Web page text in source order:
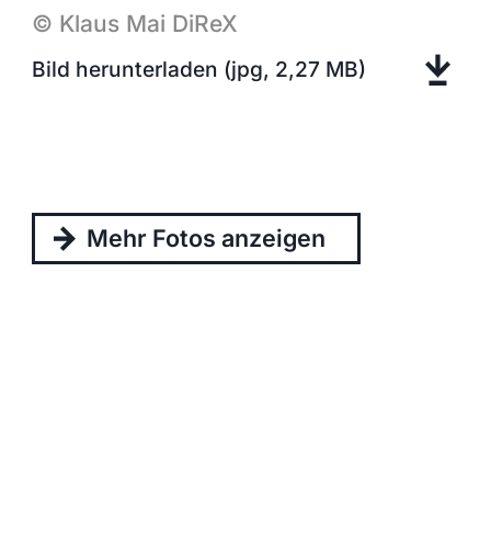
© Klaus Mai DiReX
Bild herunterladen (jpg, 2,27 MB)
Mehr Fotos anzeigen